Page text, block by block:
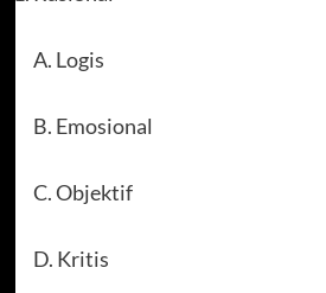
A. Logis
B. Emosional
C. Objektif
D. Kritis